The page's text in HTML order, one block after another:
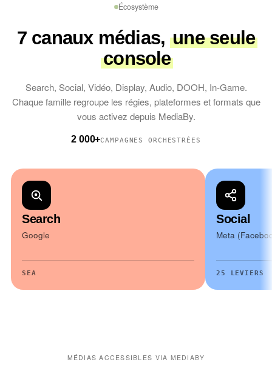
Écosystème
7 canaux médias,une seule
console
Search, Social, Vidéo, Display, Audio, DOOH, In-Game.
Chaque famille regroupe les régies, plateformes et formats que
vous activez depuis MediaBy.
2 000+CAMPAGNES ORCHESTRÉES
Search
Google
SEA
Social
Meta
25 LEVIERS
MÉDIAS ACCESSIBLES VIA MEDIABY